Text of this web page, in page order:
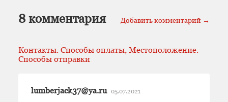
8 комментария Добавить комментарий →
Контакты. Способы оплаты, Местоположение.
Способы отправки
lumberjack37@ya.ru 05.07.2021